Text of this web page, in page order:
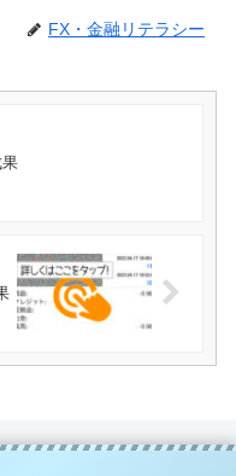
FX・金融リテラシー